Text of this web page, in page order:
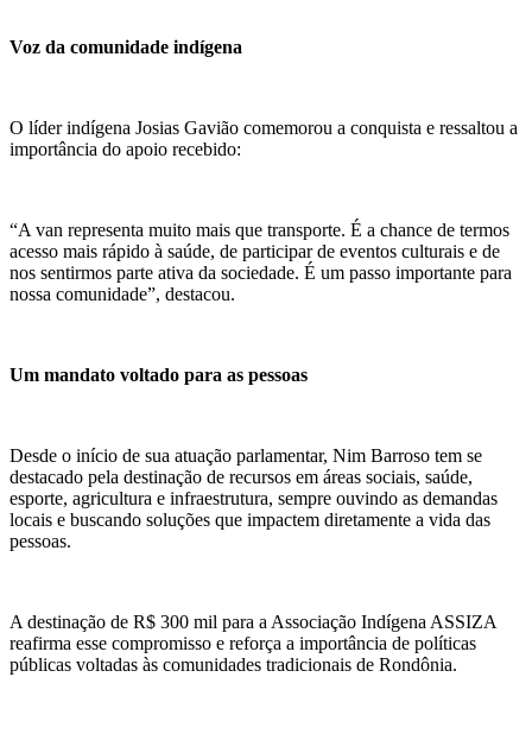
Voz da comunidade indígena
O líder indígena Josias Gavião comemorou a conquista e ressaltou a
importância do apoio recebido:
“A van representa muito mais que transporte. É a chance de termos
acesso mais rápido à saúde, de participar de eventos culturais e de
nos sentirmos parte ativa da sociedade. É um passo importante para
nossa comunidade”, destacou.
Um mandato voltado para as pessoas
Desde o início de sua atuação parlamentar, Nim Barroso tem se
destacado pela destinação de recursos em áreas sociais, saúde,
esporte, agricultura e infraestrutura, sempre ouvindo as demandas
locais e buscando soluções que impactem diretamente a vida das
pessoas.
A destinação de R$ 300 mil para a Associação Indígena ASSIZA
reafirma esse compromisso e reforça a importância de políticas
públicas voltadas às comunidades tradicionais de Rondônia.